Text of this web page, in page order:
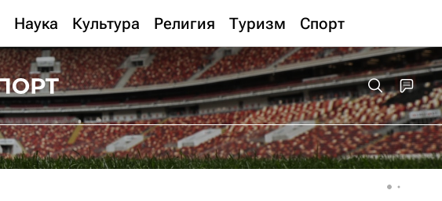
Наука Культура Религия Туризм Спорт